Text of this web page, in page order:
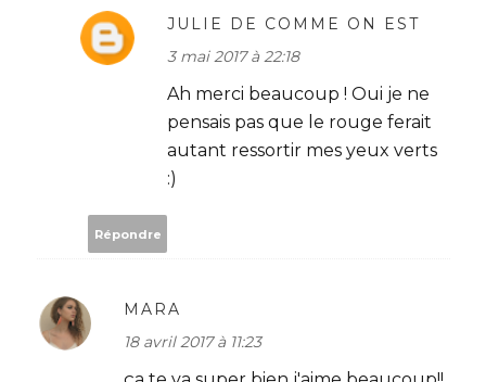
JULIE DE COMME ON EST
3 mai 2017 à 22:18
Ah merci beaucoup ! Oui je ne
pensais pas que le rouge ferait
autant ressortir mes yeux verts
:)
Répondre
MARA
18 avril 2017 à 11:23